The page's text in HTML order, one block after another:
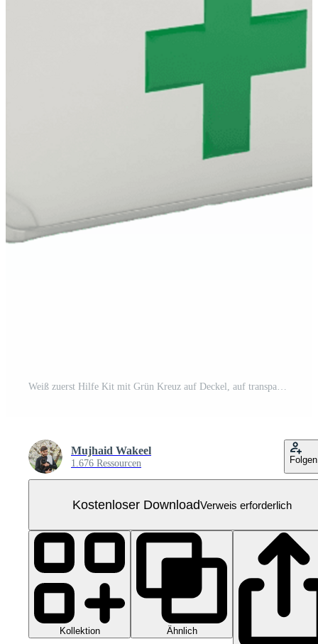
Weiß zuerst Hilfe Kit mit Grün Kreuz auf Deckel, auf transparent Hintergrund Kostenloses PNG
Mujhaid Wakeel
1.676 Ressourcen Folgen
Kostenloser DownloadVerweis erforderlich
Kollektion Ähnlich